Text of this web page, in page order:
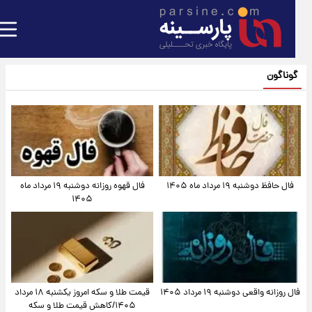
گوناگون
فال حافظ دوشنبه ۱۹ مرداد ماه ۱۴۰۵
فال قهوه روزانه دوشنبه ۱۹ مرداد ماه
۱۴۰۵
فال روزانه واقعی دوشنبه ۱۹ مرداد ۱۴۰۵
قیمت طلا و سکه امروز یکشنبه ۱۸ مرداد
۱۴۰۵/کاهش قیمت طلا و سکه